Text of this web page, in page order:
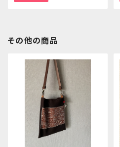
その他の商品